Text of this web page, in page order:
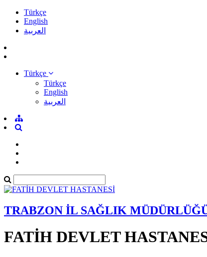
Türkçe
English
العربية
Türkçe
Türkçe
English
العربية
TRABZON İL SAĞLIK
FATİH DEVLET